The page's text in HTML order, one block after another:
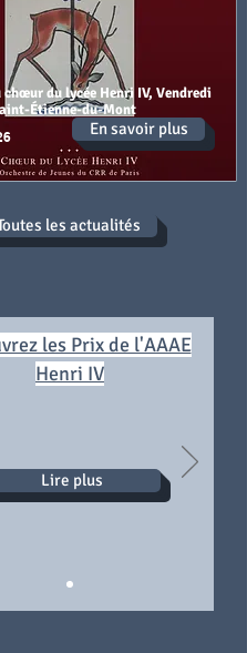
chœur du lycée Henri IV, Vendredi
Étienne-du-Mont
En savoir plus
les actualités
les Prix de l'AAAE
Henri IV
Lire plus